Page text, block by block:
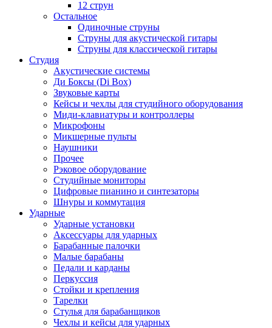
12 струн
Остальное
Одиночные струны
Струны для акустической гитары
Струны для классической гитары
Студия
Акустические системы
Ди Боксы (Di Box)
Звуковые карты
Кейсы и чехлы для студийного оборудования
Миди-клавиатуры и контроллеры
Микрофоны
Микшерные пульты
Наушники
Прочее
Рэковое оборудование
Студийные мониторы
Цифровые пианино и синтезаторы
Шнуры и коммутация
Ударные
Ударные установки
Аксессуары для ударных
Барабанные палочки
Малые барабаны
Педали и карданы
Перкуссия
Стойки и крепления
Тарелки
Стулья для барабанщиков
Чехлы и кейсы для ударных